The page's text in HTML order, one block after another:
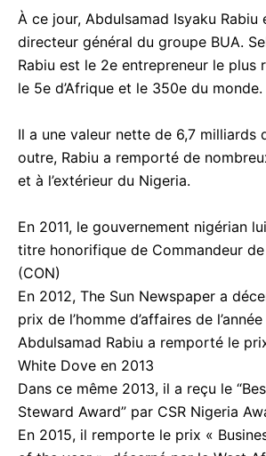
À ce jour, Abdulsamad Isyaku
directeur général du groupe BUA.
Rabiu est le 2e entrepreneur le plus
le 5e d’Afrique et le 350e du monde.
Il a une valeur nette de 6,7 milliards
outre, Rabiu a remporté de
et à l’extérieur du Nigeria.
En 2011, le gouvernement nigérian
titre honorifique de Commandeur de
(CON)
En 2012, The Sun Newspaper a
prix de l’homme d’affaires de l’année
Abdulsamad Rabiu a remporté le
White Dove en 2013
Dans ce même 2013, il a reçu le
Steward Award” par CSR Nigeria
En 2015, il remporte le prix «